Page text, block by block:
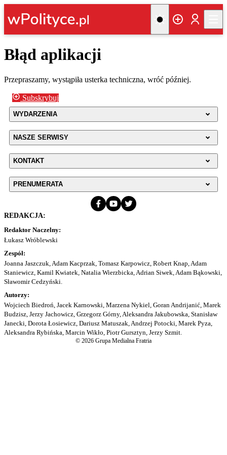
Błąd aplikacji
Przepraszamy, wystąpiła usterka techniczna, wróć później.
Subskrybuj
WYDARZENIA
NASZE SERWISY
KONTAKT
PRENUMERATA
REDAKCJA:
Redaktor Naczelny:
Łukasz Wróblewski
Zespół:
Joanna Jaszczuk, Adam Kacprzak, Tomasz Karpowicz, Robert Knap, Adam
Staniewicz, Kamil Kwiatek, Natalia Wierzbicka, Adrian Siwek, Adam Bąkowski,
Sławomir Cedzyński.
Autorzy:
Wojciech Biedroń, Jacek Karnowski, Marzena Nykiel, Goran Andrijanić, Marek
Budzisz, Jerzy Jachowicz, Grzegorz Górny, Aleksandra Jakubowska, Stanisław
Janecki, Dorota Łosiewicz, Dariusz Matuszak, Andrzej Potocki, Marek Pyza,
Aleksandra Rybińska, Marcin Wikło, Piotr Gursztyn, Jerzy Szmit.
© 2026 Grupa Medialna Fratria